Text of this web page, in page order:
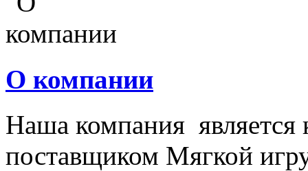
О компании
Наша компания
поставщиком Мягкой